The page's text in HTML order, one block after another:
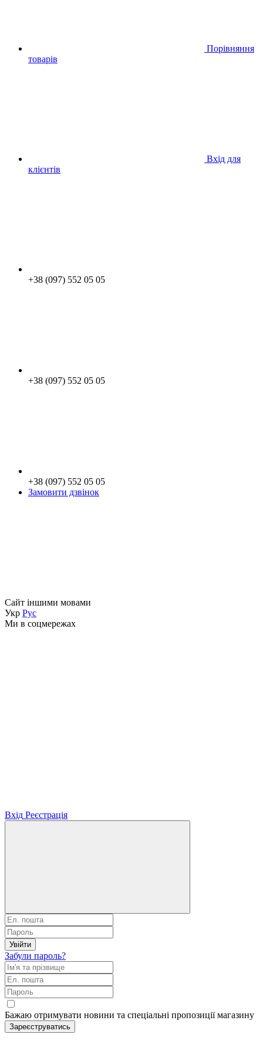
Порівняння
товарів
Вхід для
клієнтів
+38 (097) 552 05 05
+38 (097) 552 05 05
+38 (097) 552 05 05
Замовити дзвінок
Сайт іншими мовами
Укр Рус
Ми в соцмережах
Вхід Реєстрація
Увійти
Забули пароль?
Бажаю отримувати новини та спеціальні пропозиціїмагазину
Зареєструватись